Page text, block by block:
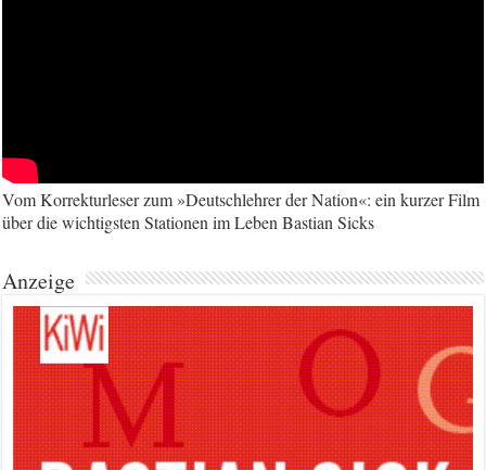
Vom Korrekturleser zum »Deutschlehrer der Nation«: ein kurzer Film
über die wichtigsten Stationen im Leben Bastian Sicks
Anzeige